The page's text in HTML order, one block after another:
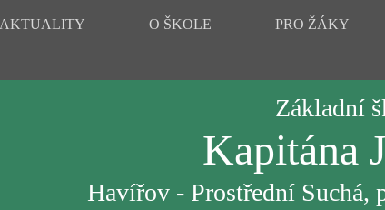
AKTUALITY O ŠKOLE PRO ŽÁKY
Základní
Kapitána
Havířov - Prostřední Suchá,